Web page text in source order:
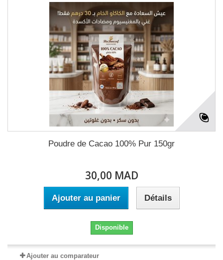
Poudre de Cacao 100% Pur 150gr
30,00 MAD
Ajouter au panier Détails
Disponible
Ajouter au comparateur